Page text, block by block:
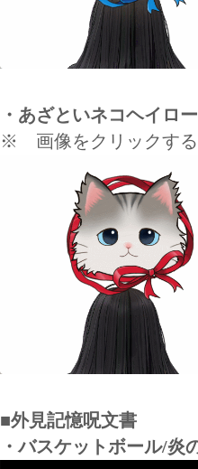
・あざといネコヘイロー
※ 画像をクリックする
■外見記憶呪文書
・バスケットボール/炎